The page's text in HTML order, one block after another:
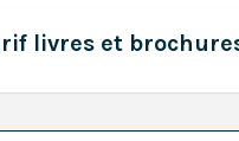
livres et